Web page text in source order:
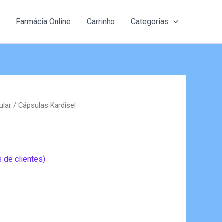
Farmácia Online Carrinho Categorias
/ Cápsulas Kardisel
de clientes)